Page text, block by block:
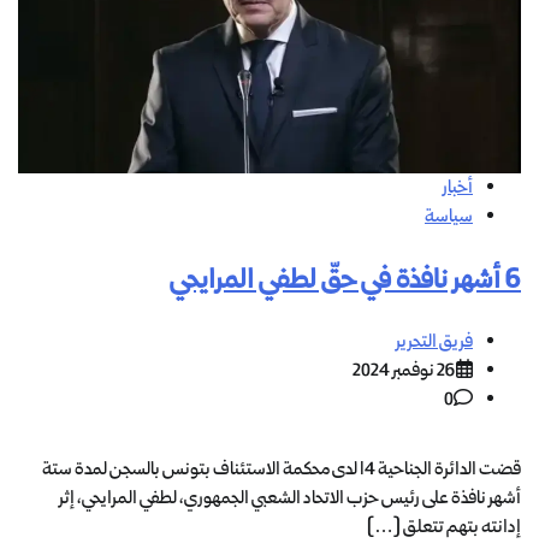
أخبار
سياسة
6 أشهر نافذة في حقّ لطفي المرايحي
فريق التحرير
26 نوفمبر 2024
0
قضت الدائرة الجناحية 14 لدى محكمة الاستئناف بتونس بالسجن لمدة ستة
أشهر نافذة على رئيس حزب الاتحاد الشعبي الجمهوري، لطفي المرايحي، إثر
إدانته بتهم تتعلق […]